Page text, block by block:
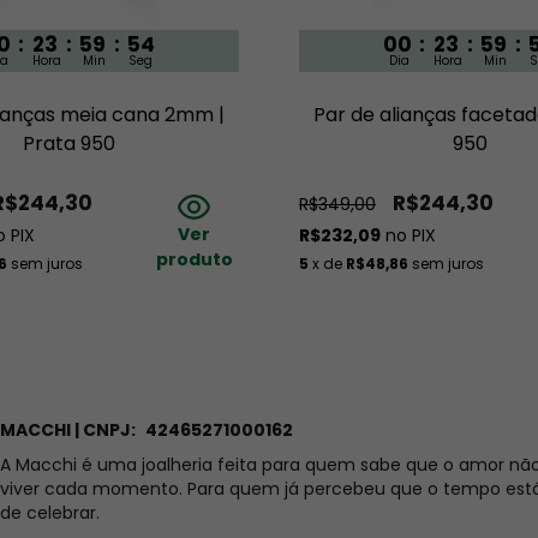
passar do tempo. A oxidação trata-se de um processo
depende de como você cuida das suas jóias, pois
de oxidação.
cada pessoa, podendo haver a oxidação de forma mais ou
Vale lembrar que é sempre possível limpar a peça, voltando
e todos os envios das joias são feitos com 100% de
ser diferente das imagens do site, de acordo com a
: 23 : 59 : 53
Hora Min Seg
meia cana 2mm |
Prata 950
PIX
sem juros
Ver
produto
00 : 23 : 59 :
Dia Hora Min
Par de alianças
950
R$349,00 R$244,30
R$232,09 no PIX
5 x de R$48,86 sem juros
MACCHI | CNPJ: 42465271000162
A Macchi é uma joalheria feita para quem sabe que o amor
viver cada momento. Para quem já percebeu que o tempo
de celebrar.